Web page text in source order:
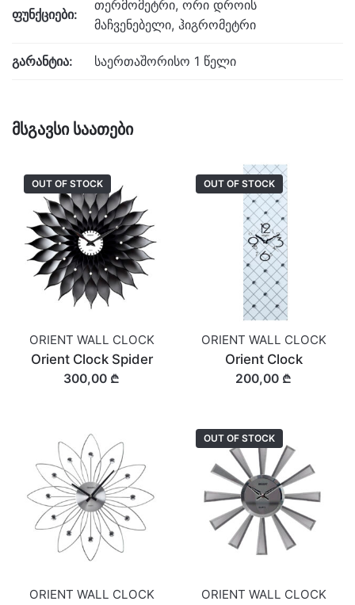
ფუნქციები:
თერმომეტრი, ორი დროის
მაჩვენებელი, ჰიგრომეტრი
გარანტია: საერთაშორისო 1 წელი
მსგავსი საათები
OUT OF STOCK
ORIENT WALL CLOCK
Orient Clock Spider
300,00 ₾
OUT OF STOCK
ORIENT WALL CLOCK
Orient Clock
200,00 ₾
ORIENT WALL CLOCK
OUT OF STOCK
ORIENT WALL CLOCK